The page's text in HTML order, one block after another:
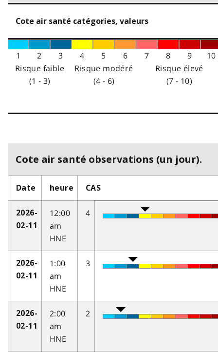
Cote air santé catégories, valeurs
1 2 3 4 5 6 7 8 9
10
Risque faible
(1 - 3)
Risque modéré
(4 - 6)
Risque élevé
(7 - 10)
Cote air santé observations (un jour).
Date heure CAS
2026-
02-11
12:00
am
HNE
4
2026-
02-11
1:00
am
HNE
3
2026-
02-11
2:00
am
HNE
2